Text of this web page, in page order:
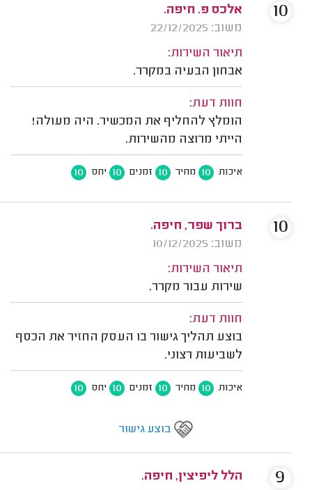
אלכס פ. חיפה.
משוב: 22/12/2025
תיאור השירות:
אבחון הבעיה במקרר.
חוות דעת:
הומלץ להחליף את המכשיר. היה מעולה!
הייתי מרוצה מהשירות.
איכות 10 מחיר 10 זמנים 10 יחס 10
10
ברוך שפר, חיפה.
משוב: 10/12/2025
תיאור השירות:
שירות עבור מקרר.
חוות דעת:
בוצע תהליך גישור בו העסק החזיר את הכסף
לשביעות רצוני.
איכות 10 מחיר 10 זמנים 10 יחס 10
10
בוצע גישור
הלל ליפיצין, חיפה.
9